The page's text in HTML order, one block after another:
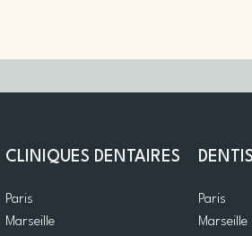
CLINIQUES DENTAIRES
Paris
Marseille
Paris
Marseille